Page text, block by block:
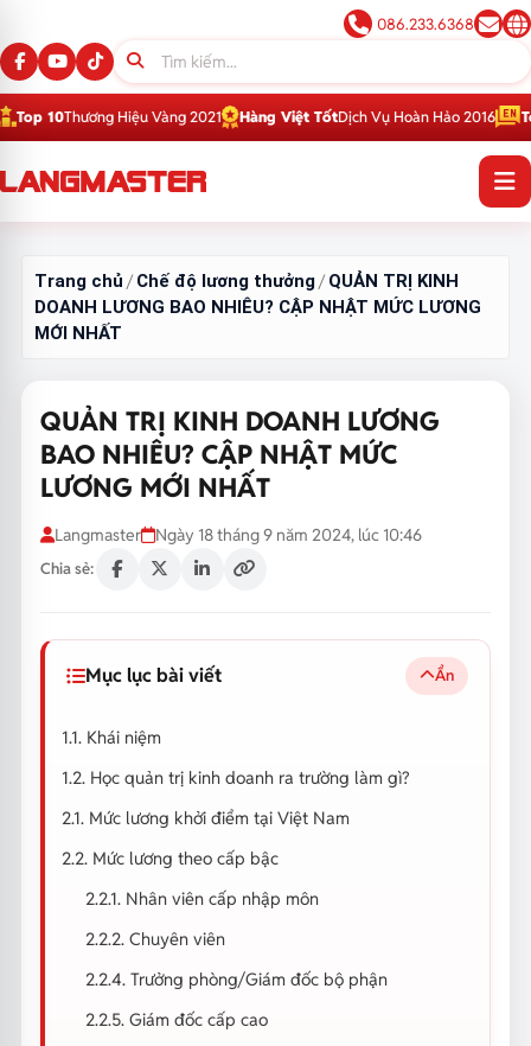
086.233.6368
Hiệu Vàng 2021 Hàng Việt TốtDịch Vụ Hoàn Hảo 2016 Top 1Thương
Trang chủ /Chế độ lương thưởng/QUẢN TRỊ KINH
DOANH LƯƠNG BAO NHIÊU? CẬP NHẬT MỨC LƯƠNG
MỚI NHẤT
QUẢN TRỊ KINH DOANH LƯƠNG
BAO NHIÊU? CẬP NHẬT MỨC
LƯƠNG MỚI NHẤT
Langmaster Ngày 18 tháng 9 năm 2024, lúc 10:46
Chia sẻ:
Mục lục bài viết Ẩn
1.1. Khái niệm
1.2. Học quản trị kinh doanh ra trường làm gì?
2.1. Mức lương khởi điểm tại Việt Nam
2.2. Mức lương theo cấp bậc
2.2.1. Nhân viên cấp nhập môn
2.2.2. Chuyên viên
2.2.4. Trưởng phòng/Giám đốc bộ phận
2.2.5. Giám đốc cấp cao